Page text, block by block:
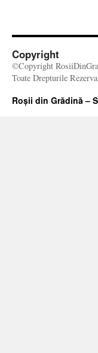
Copyright
©Copyright
Toate Drepturile
Roșii din Grădină –